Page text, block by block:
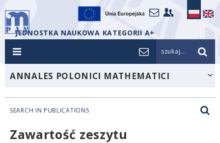
JEDNOSTKA NAUKOWA KATEGORII A+
szukaj...
ANNALES POLONICI MATHEMATICI
SEARCH IN PUBLICATIONS
Zawartość zeszytu